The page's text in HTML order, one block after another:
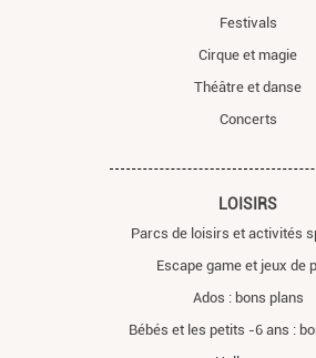
Festivals
Cirque et magie
Théâtre et danse
Concerts
LOISIRS
Parcs de loisirs et activités
Escape game et jeux de
Ados : bons plans
Bébés et les petits -6 ans :